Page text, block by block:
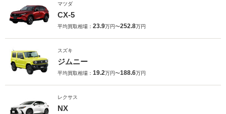
マツダ
CX-5
平均買取相場： 23.9万円〜252.8万円
スズキ
ジムニー
平均買取相場： 19.2万円〜188.6万円
レクサス
NX